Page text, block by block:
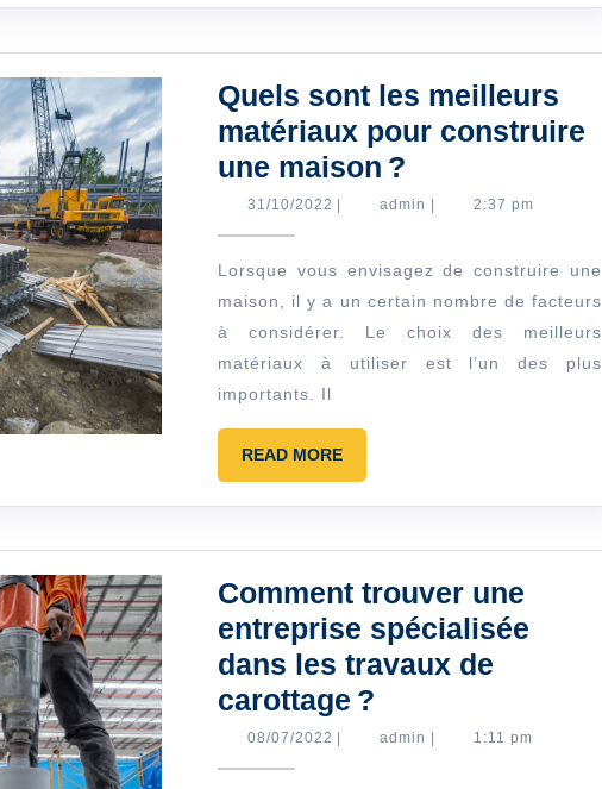
Quels sont les meilleurs
matériaux pour construire
une maison ?
sont
meilleurs
matériaux
pour
construire
31/10/2022 31/10/2022
| admin admin
| 2:37 pm
Lorsque vous envisagez de construire une
maison, il y a un certain nombre de facteurs
à considérer. Le choix des meilleurs
matériaux à utiliser est l’un des plus
importants. Il
READ MOREREAD
MORE
Comment trouver une
entreprise spécialisée
dans les travaux de
carottage ?
trouver
08/07/2022 08/07/2022
admin admin 1:11 pm